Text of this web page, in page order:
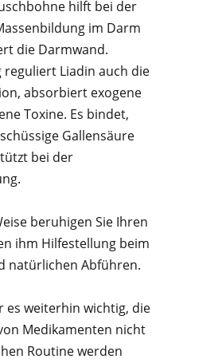
hilft bei der
im Darm
die Darmwand.
reguliert Liadin auch die
absorbiert exogene
Toxine. Es bindet,
Gallensäure
bei der
beruhigen Sie Ihren
ihm Hilfestellung beim
natürlichen Abführen.
es weiterhin wichtig, die
Medikamenten nicht
Routine werden